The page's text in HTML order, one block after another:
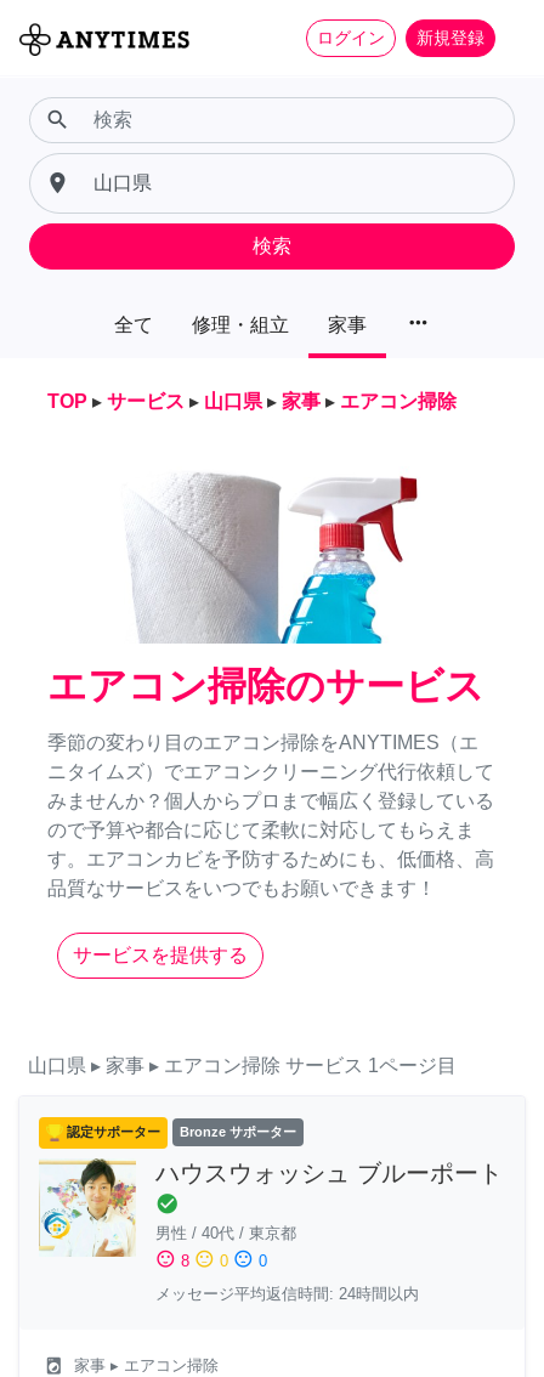
ログイン 新規登録
全て 修理・組立 家事 more_horiz
search
place
検索
TOP ▸ サービス ▸ 山口県 ▸ 家事 ▸ エアコン掃除
エアコン掃除のサービス
季節の変わり目のエアコン掃除をANYTIMES（エ
ニタイムズ）でエアコンクリーニング代行依頼して
みませんか？個人からプロまで幅広く登録している
ので予算や都合に応じて柔軟に対応してもらえま
す。エアコンカビを予防するためにも、低価格、高
品質なサービスをいつでもお願いできます！
サービスを提供する
山口県 ▸ 家事 ▸ エアコン掃除 サービス 1ページ目
認定サポーター Bronze サポーター
ハウスウォッシュ ブルーポート
check_circle
男性 / 40代 / 東京都
sentiment_satisfied 8 sentiment_neutral 0 sentiment_dissatisfied 0
メッセージ平均返信時間: 24時間以内
local_laundry_service 家事 ▸ エアコン掃除